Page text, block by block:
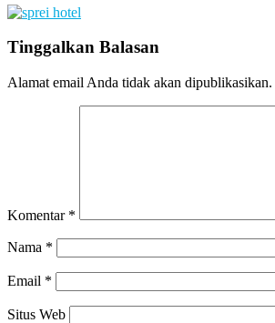
Tinggalkan Balasan
Alamat email Anda tidak akan dipublikasikan.
Komentar *
Nama *
Email *
Situs Web